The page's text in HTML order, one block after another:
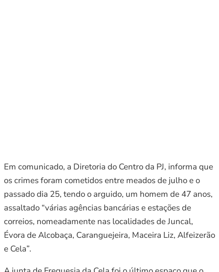
Em comunicado, a Diretoria do Centro da PJ, informa que
os crimes foram cometidos entre meados de julho e o
passado dia 25, tendo o arguido, um homem de 47 anos,
assaltado “várias agências bancárias e estações de
correios, nomeadamente nas localidades de Juncal,
Évora de Alcobaça, Caranguejeira, Maceira Liz, Alfeizerão
e Cela”.